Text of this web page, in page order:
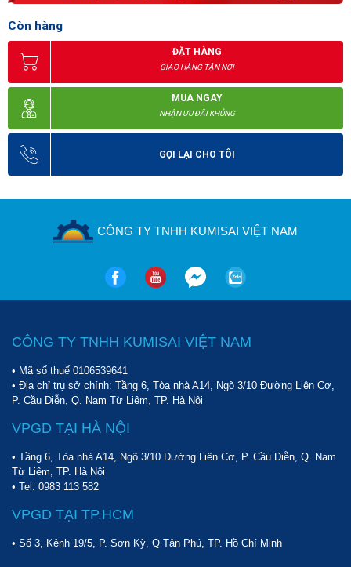
Còn hàng
ĐẶT HÀNG
GIAO HÀNG TẬN NƠI
MUA NGAY
NHẬN ƯU ĐÃI KHỦNG
GỌI LẠI CHO TÔI
CÔNG TY TNHH KUMISAI VIỆT NAM
CÔNG TY TNHH KUMISAI VIỆT NAM
• Mã số thuế 0106539641
• Địa chỉ trụ sở chính: Tầng 6, Tòa nhà A14, Ngõ 3/10 Đường Liên Cơ,
P. Cầu Diễn, Q. Nam Từ Liêm, TP. Hà Nội
VPGD TẠI HÀ NỘI
• Tầng 6, Tòa nhà A14, Ngõ 3/10 Đường Liên Cơ, P. Cầu Diễn, Q. Nam
Từ Liêm, TP. Hà Nội
• Tel: 0983 113 582
VPGD TẠI TP.HCM
• Số 3, Kênh 19/5, P. Sơn Kỳ, Q Tân Phú, TP. Hồ Chí Minh